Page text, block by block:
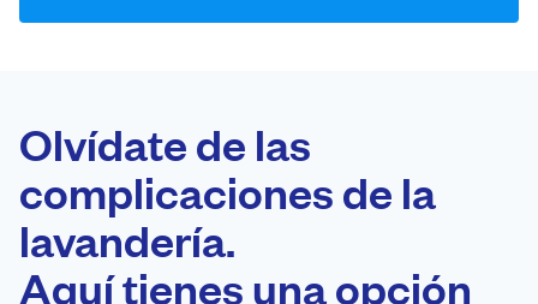
Olvídate de las
complicaciones de la
lavandería.
Aquí tienes una opción